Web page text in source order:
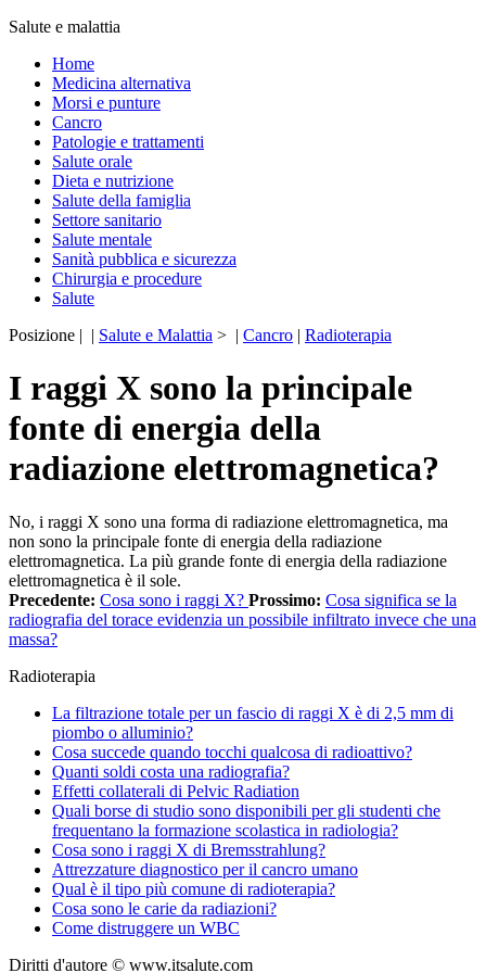
Salute e malattia
Home
Medicina alternativa
Morsi e punture
Cancro
Patologie e trattamenti
Salute orale
Dieta e nutrizione
Salute della famiglia
Settore sanitario
Salute mentale
Sanità pubblica e sicurezza
Chirurgia e procedure
Salute
Posizione | | Salute e Malattia > | Cancro | Radioterapia
I raggi X sono la principale
fonte di energia della
radiazione elettromagnetica?
No, i raggi X sono una forma di radiazione elettromagnetica, ma
non sono la principale fonte di energia della radiazione
elettromagnetica. La più grande fonte di energia della radiazione
elettromagnetica è il sole.
Precedente: Cosa sono i raggi X? Prossimo: Cosa significa se la
radiografia del torace evidenzia un possibile infiltrato invece che una
massa?
Radioterapia
La filtrazione totale per un fascio di raggi X è di 2,5 mm di
piombo o alluminio?
Cosa succede quando tocchi qualcosa di radioattivo?
Quanti soldi costa una radiografia?
Effetti collaterali di Pelvic Radiation
Quali borse di studio sono disponibili per gli studenti che
frequentano la formazione scolastica in radiologia?
Cosa sono i raggi X di Bremsstrahlung?
Attrezzature diagnostico per il cancro umano
Qual è il tipo più comune di radioterapia?
Cosa sono le carie da radiazioni?
Come distruggere un WBC
Diritti d'autore © www.itsalute.com